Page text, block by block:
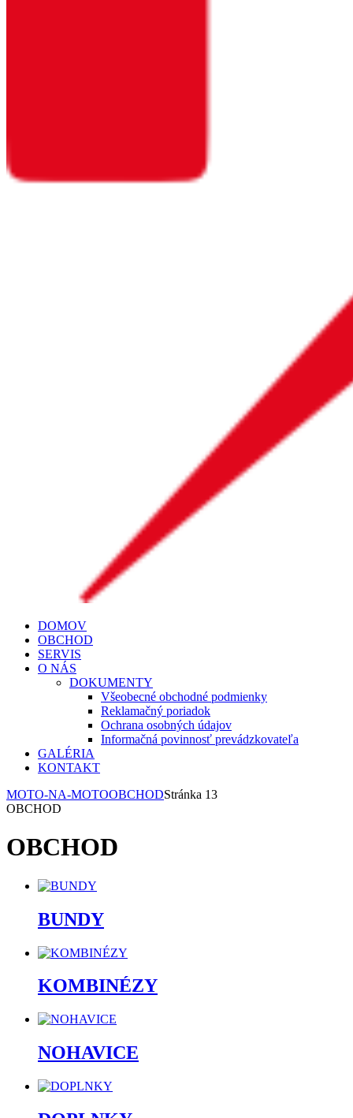
DOMOV
OBCHOD
SERVIS
O NÁS
DOKUMENTY
Všeobecné obchodné podmienky
Reklamačný poriadok
Ochrana osobných údajov
Informačná povinnosť prevádzkovateľa
GALÉRIA
KONTAKT
MOTO-NA-MOTOOBCHODStránka 13
OBCHOD
OBCHOD
BUNDY
KOMBINÉZY
NOHAVICE